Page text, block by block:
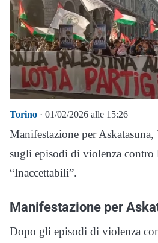
Torino · 01/02/2026 alle 15:26
Manifestazione per
sugli episodi di violenza contro
“Inaccettabili”.
Manifestazione per
Dopo gli episodi di violenza